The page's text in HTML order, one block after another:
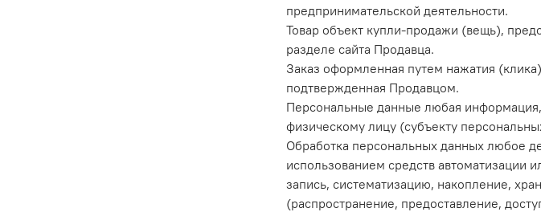
предпринимательской деятельности.
Товар объект купли-продажи (вещь),
разделе сайта Продавца.
Заказ оформленная путем нажатия
подтвержденная Продавцом.
Персональные данные любая
физическому лицу (субъекту
Обработка персональных данных любое
использованием средств автоматизации
запись, систематизацию, накопление,
(распространение, предоставление,